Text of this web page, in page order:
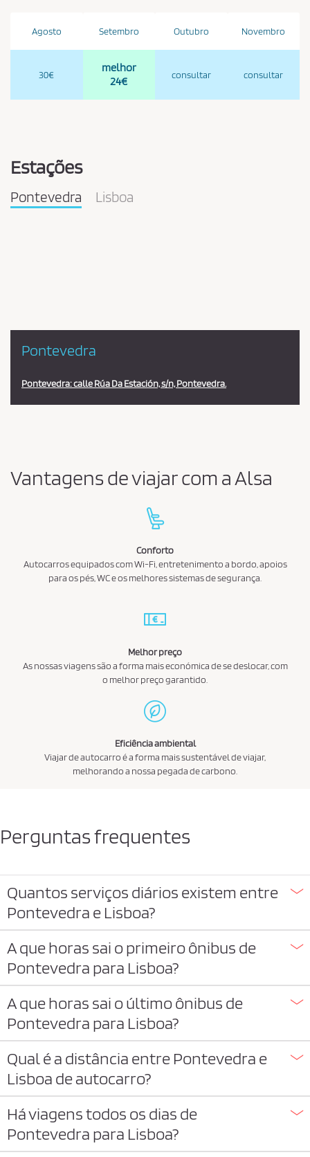
Agosto
30€
Setembro
melhor
24€
Outubro
consultar
Novembro
consultar
Estações
Pontevedra Lisboa
Pontevedra
Pontevedra: calle Rúa Da Estación, s/n, Pontevedra.
Vantagens de viajar com a Alsa
Conforto
Autocarros equipados com Wi-Fi, entretenimento a bordo, apoios
para os pés, WC e os melhores sistemas de segurança.
Melhor preço
As nossas viagens são a forma mais económica de se deslocar, com
o melhor preço garantido.
Eficiência ambiental
Viajar de autocarro é a forma mais sustentável de viajar,
melhorando a nossa pegada de carbono.
Perguntas frequentes
Quantos serviços diários existem entre
Pontevedra e Lisboa?
A que horas sai o primeiro ônibus de
Pontevedra para Lisboa?
A que horas sai o último ônibus de
Pontevedra para Lisboa?
Qual é a distância entre Pontevedra e
Lisboa de autocarro?
Há viagens todos os dias de
Pontevedra para Lisboa?